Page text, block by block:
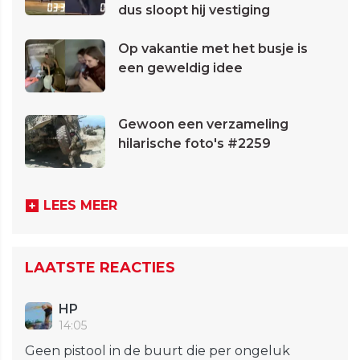
dus sloopt hij vestiging
Op vakantie met het busje is
een geweldig idee
Gewoon een verzameling
hilarische foto's #2259
LEES MEER
LAATSTE REACTIES
HP
14:05
Geen pistool in de buurt die per ongeluk